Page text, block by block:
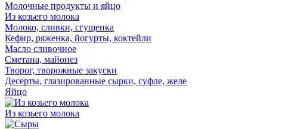
Молочные продукты и яйцо
Из козьего молока
Молоко, сливки, сгущенка
Кефир, ряженка, йогурты, коктейли
Масло сливочное
Сметана, майонез
Творог, творожные закуски
Десерты, глазированные сырки, суфле, желе
Яйцо
Из козьего молока